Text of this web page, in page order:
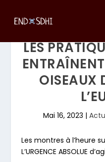
LES
OISEAUX
Mai 16, 2023 |
Les montres à l’heure
L’URGENCE ABSOLUE